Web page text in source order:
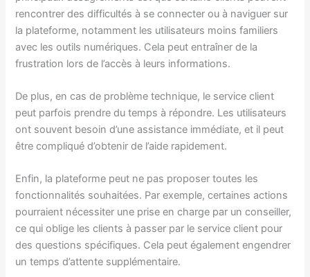
rencontrer des difficultés à se connecter ou à naviguer sur
la plateforme, notamment les utilisateurs moins familiers
avec les outils numériques. Cela peut entraîner de la
frustration lors de l’accès à leurs informations.
De plus, en cas de problème technique, le service client
peut parfois prendre du temps à répondre. Les utilisateurs
ont souvent besoin d’une assistance immédiate, et il peut
être compliqué d’obtenir de l’aide rapidement.
Enfin, la plateforme peut ne pas proposer toutes les
fonctionnalités souhaitées. Par exemple, certaines actions
pourraient nécessiter une prise en charge par un conseiller,
ce qui oblige les clients à passer par le service client pour
des questions spécifiques. Cela peut également engendrer
un temps d’attente supplémentaire.